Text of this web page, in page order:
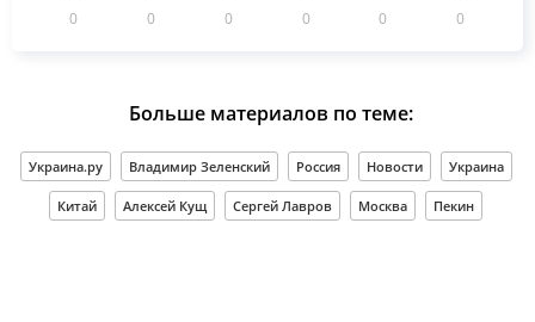
0 0 0 0 0 0
Больше материалов по теме:
Украина.ру Владимир Зеленский Россия Новости Украина
Китай Алексей Кущ Сергей Лавров Москва Пекин